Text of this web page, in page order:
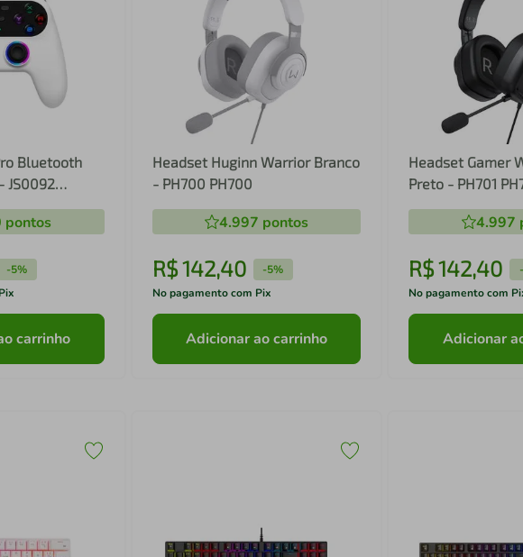
Bluetooth
JS0092
pontos
-5%
carrinho
Headset Huginn Warrior Branco
- PH700 PH700
4.997 pontos
R$142,40 -5%
No pagamento com Pix
Adicionar ao carrinho
Headset Gamer
Preto - PH701
4.997
R$142,40
-
No pagamento com
Adicionar